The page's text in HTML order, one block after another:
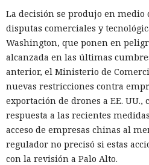
La decisión se produjo en
disputas comerciales y
Washington, que ponen en
alcanzada en las últimas
anterior, el Ministerio de
nuevas restricciones contra
exportación de drones a EE. UU.,
respuesta a las recientes
acceso de empresas chinas al
regulador no precisó si estas
con la revisión a Palo Alto.